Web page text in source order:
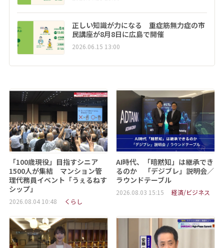
正しい知識が力になる 重症筋無力症の市
民講座が8月8日に広島で開催
2026.06.15 13:00
「100歳現役」目指すシニア
1500人が集結 マンション管
理代務員イベント「うぇるねす
シップ」
2026.08.04 10:48 くらし
AI時代、「暗黙知」は継承でき
るのか 「デジブレ」説明会／
ラウンドテーブル
2026.08.03 15:15 経済/ビジネス